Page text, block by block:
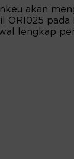
akan
ORI025 pada
lengkap